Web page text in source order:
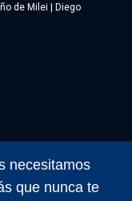
de Milei | Diego
necesitamos
que nunca te